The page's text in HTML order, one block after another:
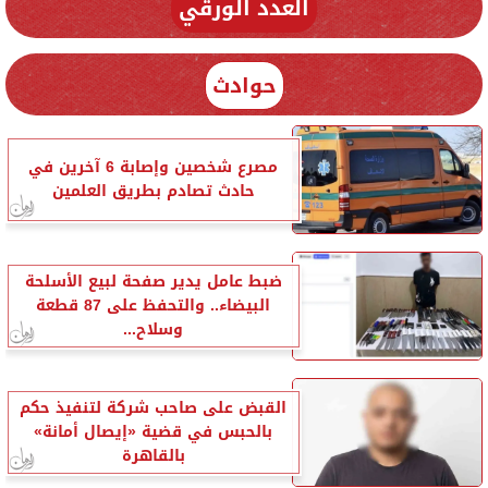
العدد الورقي
حوادث
مصرع شخصين وإصابة 6 آخرين في
حادث تصادم بطريق العلمين
ضبط عامل يدير صفحة لبيع الأسلحة
البيضاء.. والتحفظ على 87 قطعة
وسلاح...
القبض على صاحب شركة لتنفيذ حكم
بالحبس في قضية «إيصال أمانة»
بالقاهرة